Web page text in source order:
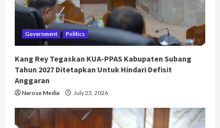
Government Politics
Kang Rey Tegaskan KUA-PPAS Kabupaten Subang
Tahun 2027 Ditetapkan Untuk Hindari Defisit
Anggaran
Narose Media July 23, 2026